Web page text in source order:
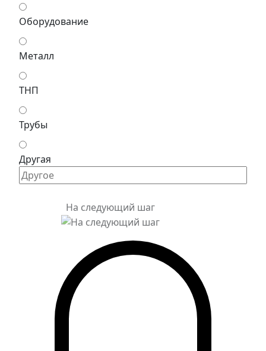
Оборудование
Металл
ТНП
Трубы
Другая
На следующий шаг